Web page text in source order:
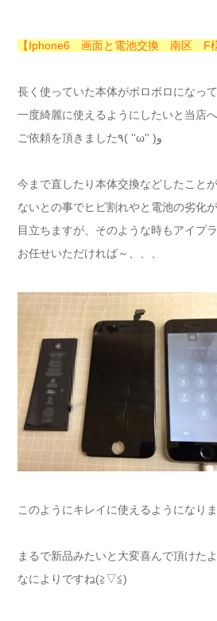
【Iphone6 画面と電池交換 南区 F様
長く使っていた本体がボロボロになっ
一度綺麗に使えるようにしたいと当店へ
ご依頼を頂きました٩( ''ω'' )و
今まで直したり本体交換などしたことが
ないとの事でヒビ割れやと電池の劣化が
目立ちますが、そのような時もアイプ
お任せいただければ～、、、
このようにキレイに使えるようになり
まるで新品みたいと大変喜んで頂けた
なによりですね(≧▽≦)